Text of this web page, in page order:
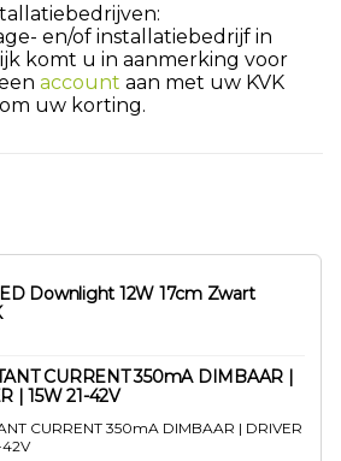
en/of installatiebedrijf in
komt u in aanmerking voor
account aan met uw KVK
uw korting.
Downlight 12W 17cm Zwart
CURRENT 350mA DIMBAAR |
| 15W 21-42V
CURRENT 350mA DIMBAAR | DRIVER
42V